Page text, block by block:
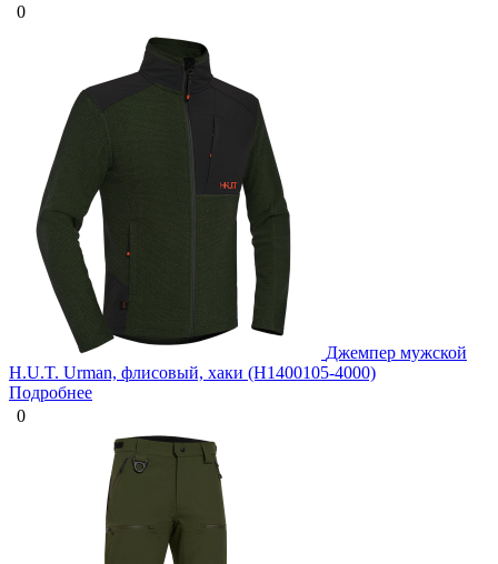
0
Джемпер мужской
H.U.T. Urman, флисовый, хаки (H1400105-4000)
Подробнее
0